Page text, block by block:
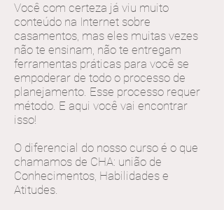
Você com certeza já viu muito
conteúdo na Internet sobre
casamentos, mas eles muitas vezes
não te ensinam, não te entregam
ferramentas práticas para você se
empoderar de todo o processo de
planejamento. Esse processo requer
método. E aqui você vai encontrar
isso!
O diferencial do nosso curso é o que
chamamos de CHA: união de
Conhecimentos, Habilidades e
Atitudes.